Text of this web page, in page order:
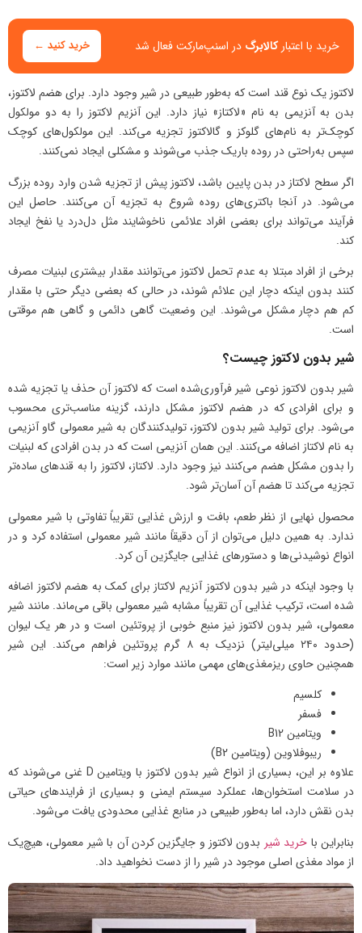
خرید با اعتبارکالابرگ در اسنپ‌مارکت فعال شد خرید کنید ←
لاکتوز یک نوع قند است که به‌طور طبیعی در شیر وجود دارد. برای هضم لاکتوز،
بدن به آنزیمی به نام «لاکتاز» نیاز دارد. این آنزیم لاکتوز را به دو مولکول
کوچک‌تر به نام‌های گلوکز و گالاکتوز تجزیه می‌کند. این مولکول‌های کوچک
سپس به‌راحتی در روده باریک جذب می‌شوند و مشکلی ایجاد نمی‌کنند.
اگر سطح لاکتاز در بدن پایین باشد، لاکتوز پیش از تجزیه شدن وارد روده بزرگ
می‌شود. در آنجا باکتری‌های روده شروع به تجزیه آن می‌کنند. حاصل این
فرآیند می‌تواند برای بعضی افراد علائمی ناخوشایند مثل دل‌درد یا نفخ ایجاد
کند.
برخی از افراد مبتلا به عدم تحمل لاکتوز می‌توانند مقدار بیشتری لبنیات مصرف
کنند بدون اینکه دچار این علائم شوند، در حالی که بعضی دیگر حتی با مقدار
کم هم دچار مشکل می‌شوند. این وضعیت گاهی دائمی و گاهی هم موقتی
است.
شیر بدون لاکتوز چیست؟
شیر بدون لاکتوز نوعی شیر فرآوری‌شده است که لاکتوز آن حذف یا تجزیه شده
و برای افرادی که در هضم لاکتوز مشکل دارند، گزینه مناسب‌تری محسوب
می‌شود. برای تولید شیر بدون لاکتوز، تولیدکنندگان به شیر معمولی گاو آنزیمی
به نام لاکتاز اضافه می‌کنند. این همان آنزیمی است که در بدن افرادی که لبنیات
را بدون مشکل هضم می‌کنند نیز وجود دارد. لاکتاز، لاکتوز را به قندهای ساده‌تر
تجزیه می‌کند تا هضم آن آسان‌تر شود.
محصول نهایی از نظر طعم، بافت و ارزش غذایی تقریباً تفاوتی با شیر معمولی
ندارد. به همین دلیل می‌توان از آن دقیقاً مانند شیر معمولی استفاده کرد و در
انواع نوشیدنی‌ها و دستورهای غذایی جایگزین آن کرد.
با وجود اینکه در شیر بدون لاکتوز آنزیم لاکتاز برای کمک به هضم لاکتوز اضافه
شده است، ترکیب غذایی آن تقریباً مشابه شیر معمولی باقی می‌ماند. مانند شیر
معمولی، شیر بدون لاکتوز نیز منبع خوبی از پروتئین است و در هر یک لیوان
(حدود ۲۴۰ میلی‌لیتر) نزدیک به ۸ گرم پروتئین فراهم می‌کند. این شیر
همچنین حاوی ریزمغذی‌های مهمی مانند موارد زیر است:
کلسیم
فسفر
ویتامین B12
ریبوفلاوین (ویتامین B2)
علاوه بر این، بسیاری از انواع شیر بدون لاکتوز با ویتامین D غنی می‌شوند که
در سلامت استخوان‌ها، عملکرد سیستم ایمنی و بسیاری از فرایندهای حیاتی
بدن نقش دارد، اما به‌طور طبیعی در منابع غذایی محدودی یافت می‌شود.
بنابراین با خرید شیر بدون لاکتوز و جایگزین کردن آن با شیر معمولی، هیچ‌یک
از مواد مغذی اصلی موجود در شیر را از دست نخواهید داد.